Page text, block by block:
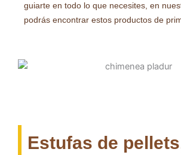
guiarte en todo lo que necesites, en
podrás encontrar estos productos de
Estufas de